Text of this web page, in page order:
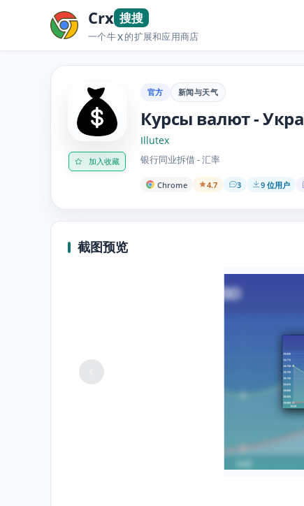
Crx 搜搜
一个牛X的扩展和应用商店
加入收藏
官方 新闻与天气
Курсы валют -
Illutex
银行同业拆借 - 汇率
Chrome 4.7 3 9 位用户
截图预览